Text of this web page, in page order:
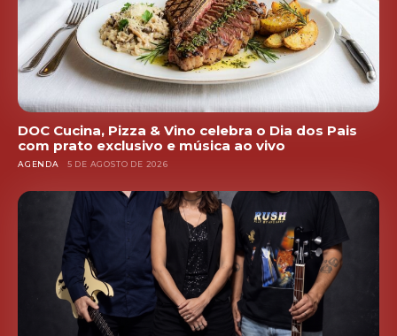
DOC Cucina, Pizza & Vino celebra o Dia dos Pais
com prato exclusivo e música ao vivo
AGENDA 5 DE AGOSTO DE 2026